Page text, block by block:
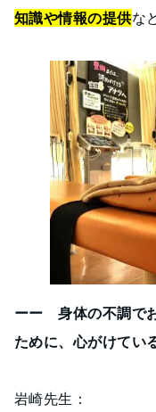
知識や情報の提供な
ーー 身体の不調で
ために、心がけてい
岩崎先生：